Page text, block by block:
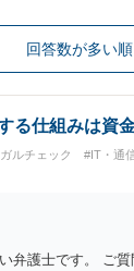
回答数が多い順
る仕組みは資
ルチェック #IT・通
弁護士です。 ご